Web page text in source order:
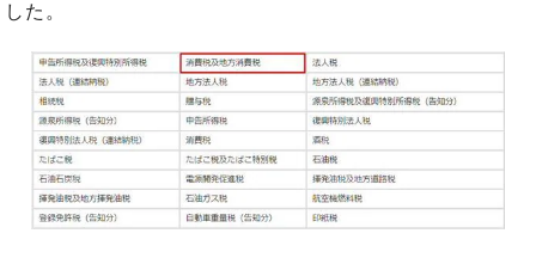
した。